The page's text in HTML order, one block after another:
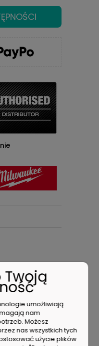
SDS+
z węglika z końcówką
wstępne i
umożliwiają
nam
Możesz
nas wszystkich tych
użycie plików